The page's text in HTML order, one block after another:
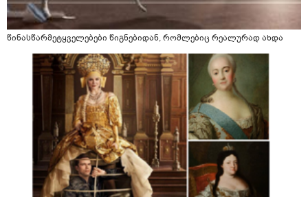
წინასწარმეტყველებები წიგნებიდან, რომლებიც რეალურად ახდა